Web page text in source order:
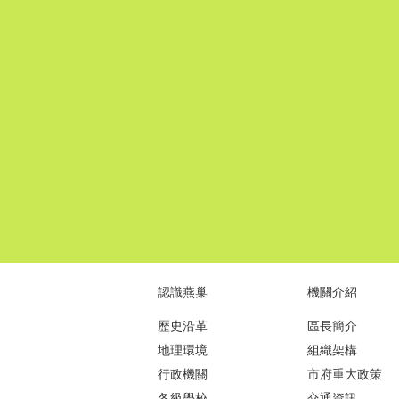
認識燕巢
歷史沿革
地理環境
行政機關
機關介紹
區長簡介
組織架構
市府重大政策